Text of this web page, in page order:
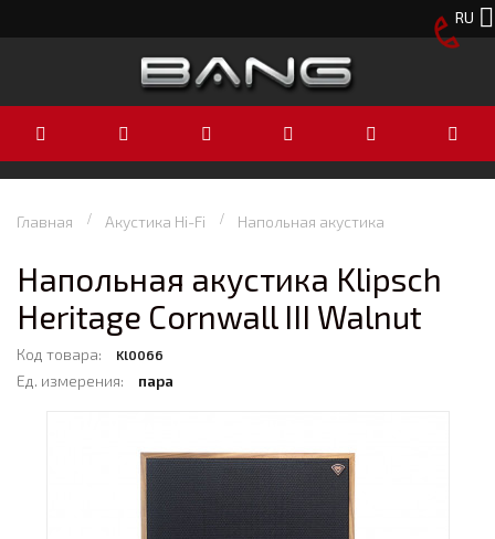
RU
Главная Акустика Hi-Fi Напольная акустика
Напольная акустика Klipsch
Heritage Cornwall III Walnut
Код товара: Kl0066
Ед. измерения: пара